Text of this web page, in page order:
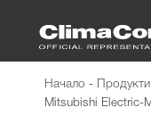
Начало - Продукти
Mitsubishi Electric-